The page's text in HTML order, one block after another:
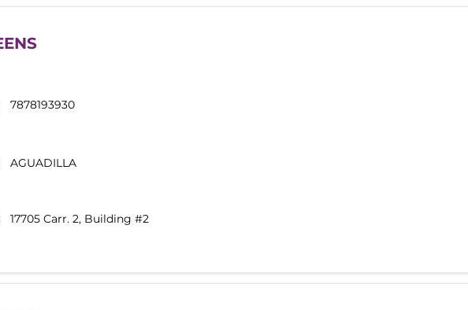
7878193930
AGUADILLA
17705 Carr. 2, Building #2